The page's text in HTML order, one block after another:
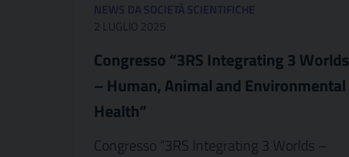
NEWS DA SOCIETÀ SCIENTIFICHE
2 LUGLIO 2025
Congresso “3RS Integrating 3 Worlds
– Human, Animal and Environmental
Health”
Congresso “3RS Integrating 3 Worlds –